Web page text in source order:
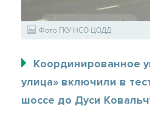
Фото ГКУ НСО ЦОДД
Координированное
улица» включили в
шоссе до Дуси